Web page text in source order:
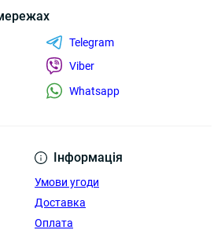
Інформація
Умови угоди
Доставка
Оплата
Telegram
Viber
Whatsapp